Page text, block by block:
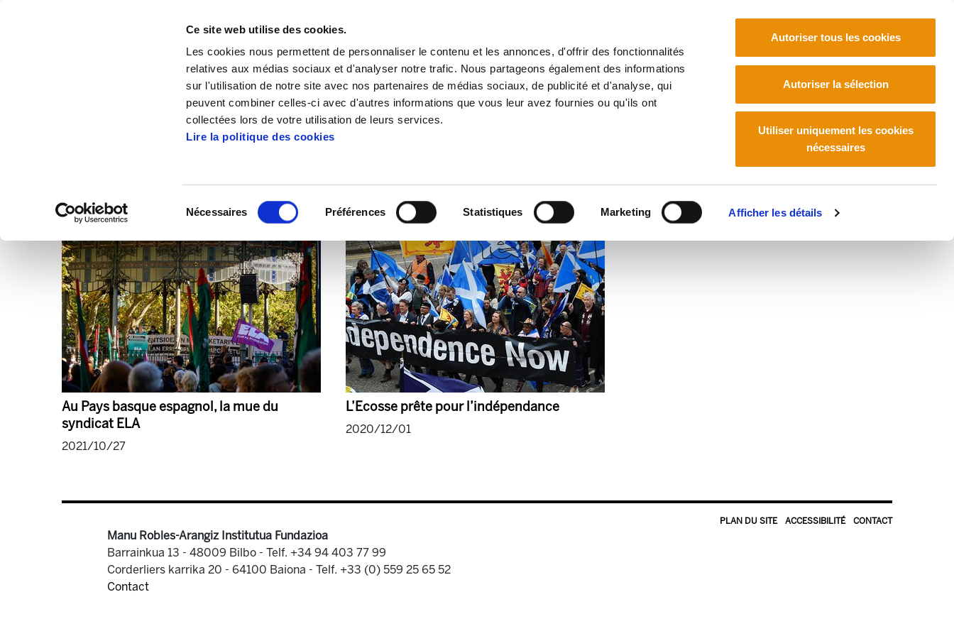
Ce site web utilise des cookies.
Les cookies nous permettent de personnaliser le contenu et les annonces, d'offrir des fonctionnalités
relatives aux médias sociaux et d'analyser notre trafic. Nous partageons également des informations
sur l'utilisation de notre site avec nos partenaires de médias sociaux, de publicité et d'analyse, qui
peuvent combiner celles-ci avec d'autres informations que vous leur avez fournies ou qu'ils ont
collectées lors de votre utilisation de leurs services.
Lire la politique des cookies
Nécessaires Préférences Statistiques Marketing Afficher les détails
Autoriser tous les cookies
Autoriser la sélection
Utiliser uniquement les cookies
nécessaires
Au Pays basque espagnol, la mue du
syndicat ELA
2021/10/27
L’Ecosse prête pour l’indépendance
2020/12/01
PLAN DU SITE ACCESSIBILITÉ CONTACT
Manu Robles-Arangiz Institutua Fundazioa
Barrainkua 13 - 48009 Bilbo - Telf. +34 94 403 77 99
Corderliers karrika 20 - 64100 Baiona - Telf. +33 (0) 559 25 65 52
Contact